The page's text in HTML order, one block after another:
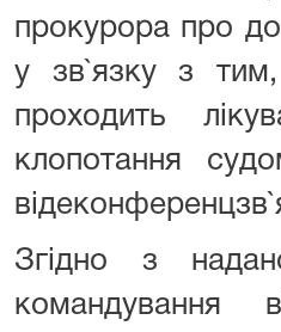
прокурора про
у зв`язку з
проходить
клопотання
Згідно з
командування